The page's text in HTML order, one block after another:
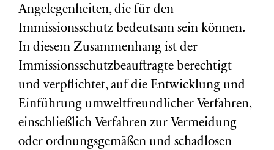
Angelegenheiten, die für den
Immissionsschutz bedeutsam sein können.
In diesem Zusammenhang ist der
Immissionsschutzbeauftragte berechtigt
und verpflichtet, auf die Entwicklung und
Einführung umweltfreundlicher Verfahren,
einschließlich Verfahren zur Vermeidung
oder ordnungsgemäßen und schadlosen